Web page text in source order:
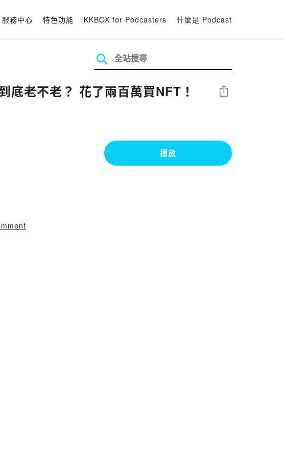
服務中心 特色功能 KKBOX for Podcasters 什麼是 Podcast
老不老？ 花了兩百萬買NFT！ 分享
播放